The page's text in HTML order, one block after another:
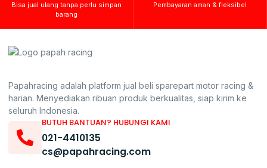
Bisa jual ulang tanpa perlu simpan
barang
Pembayaran aman & fleksibel
Papahracing adalah platform jual beli sparepart motor racing &
harian. Menyediakan ribuan produk berkualitas, siap kirim ke
seluruh Indonesia.
BUTUH BANTUAN? HUBUNGI KAMI
021-4410135
cs@papahracing.com